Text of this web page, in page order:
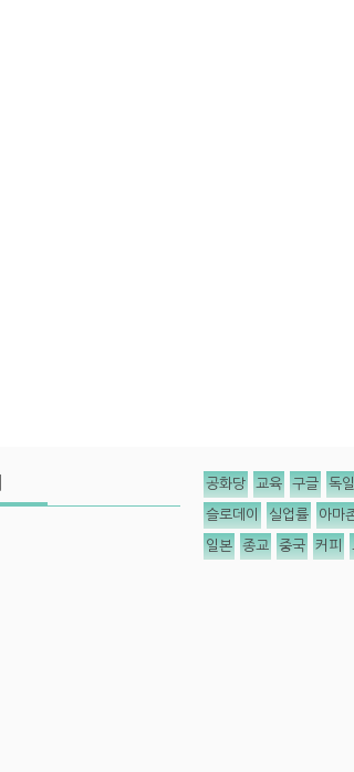
공화당 교육 구글 독일
슬로데이 실업률 아마
일본 종교 중국 커피